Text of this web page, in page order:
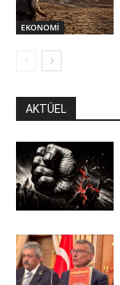
EKONOMİ
AKTÜEL